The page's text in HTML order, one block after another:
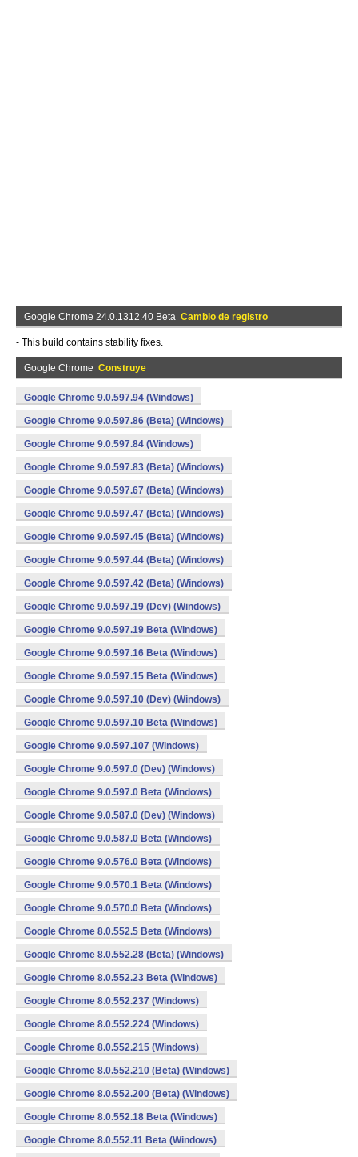
Google Chrome 24.0.1312.40 Beta Cambio de registro
- This build contains stability fixes.
Google Chrome Construye
Google Chrome 9.0.597.94 (Windows)
Google Chrome 9.0.597.86 (Beta) (Windows)
Google Chrome 9.0.597.84 (Windows)
Google Chrome 9.0.597.83 (Beta) (Windows)
Google Chrome 9.0.597.67 (Beta) (Windows)
Google Chrome 9.0.597.47 (Beta) (Windows)
Google Chrome 9.0.597.45 (Beta) (Windows)
Google Chrome 9.0.597.44 (Beta) (Windows)
Google Chrome 9.0.597.42 (Beta) (Windows)
Google Chrome 9.0.597.19 (Dev) (Windows)
Google Chrome 9.0.597.19 Beta (Windows)
Google Chrome 9.0.597.16 Beta (Windows)
Google Chrome 9.0.597.15 Beta (Windows)
Google Chrome 9.0.597.10 (Dev) (Windows)
Google Chrome 9.0.597.10 Beta (Windows)
Google Chrome 9.0.597.107 (Windows)
Google Chrome 9.0.597.0 (Dev) (Windows)
Google Chrome 9.0.597.0 Beta (Windows)
Google Chrome 9.0.587.0 (Dev) (Windows)
Google Chrome 9.0.587.0 Beta (Windows)
Google Chrome 9.0.576.0 Beta (Windows)
Google Chrome 9.0.570.1 Beta (Windows)
Google Chrome 9.0.570.0 Beta (Windows)
Google Chrome 8.0.552.5 Beta (Windows)
Google Chrome 8.0.552.28 (Beta) (Windows)
Google Chrome 8.0.552.23 Beta (Windows)
Google Chrome 8.0.552.237 (Windows)
Google Chrome 8.0.552.224 (Windows)
Google Chrome 8.0.552.215 (Windows)
Google Chrome 8.0.552.210 (Beta) (Windows)
Google Chrome 8.0.552.200 (Beta) (Windows)
Google Chrome 8.0.552.18 Beta (Windows)
Google Chrome 8.0.552.11 Beta (Windows)